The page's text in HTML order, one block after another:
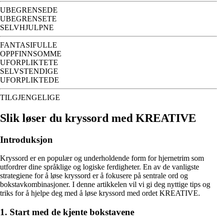
UBEGRENSEDE
UBEGRENSETE
SELVHJULPNE
FANTASIFULLE
OPPFINNSOMME
UFORPLIKTETE
SELVSTENDIGE
UFORPLIKTEDE
TILGJENGELIGE
Slik løser du kryssord med KREATIVE
Introduksjon
Kryssord er en populær og underholdende form for hjernetrim som
utfordrer dine språklige og logiske ferdigheter. En av de vanligste
strategiene for å løse kryssord er å fokusere på sentrale ord og
bokstavkombinasjoner. I denne artikkelen vil vi gi deg nyttige tips og
triks for å hjelpe deg med å løse kryssord med ordet KREATIVE.
1. Start med de kjente bokstavene